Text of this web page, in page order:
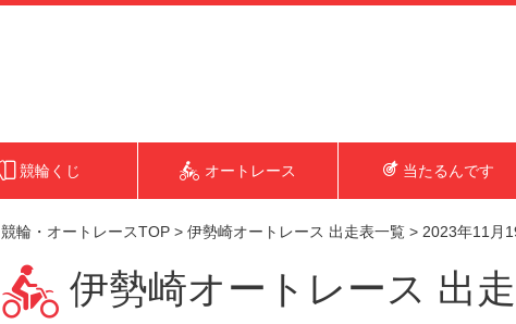
競輪くじ オートレース 当たるんです
競輪・オートレースTOP > 伊勢崎オートレース 出走表一覧 > 2023年11月
伊勢崎オートレース 出